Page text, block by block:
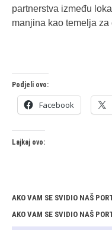
partnerstva između
manjina kao temelja
Podjeli ovo:
Facebook
Lajkaj ovo:
AKO VAM SE SVIDIO NAŠ
AKO VAM SE SVIDIO NAŠ